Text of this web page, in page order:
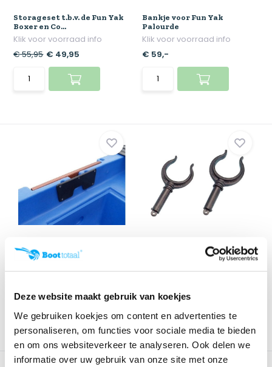
Deze website maakt gebruik van koekjes
We gebruiken koekjes om content en advertenties te
personaliseren, om functies voor sociale media te bieden
en om ons websiteverkeer te analyseren. Ook delen we
informatie over uw gebruik van onze site met onze
Storageset t.b.v. de Fun Yak
Boxer en Co...
Klik voor voorraad info
€ 55,95 € 49,95
Bankje voor Fun Yak
Palourde
Klik voor voorraad info
€ 59,-
Boxer en Coralli...
Roeidollen Fun Yak 2 stuks